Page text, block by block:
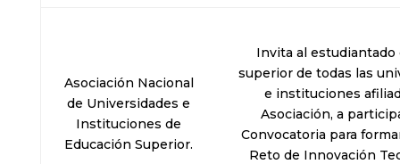
Asociación Nacional
de Universidades e
Instituciones de
Educación Superior.
Invita al estudiantado
superior de todas las
e instituciones
Asociación, a
Convocatoria para
Reto de Innovación